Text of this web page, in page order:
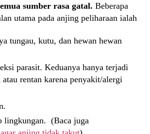
sumber rasa gatal. Beberapa
utama pada anjing peliharaan ialah
tungau, kutu, dan hewan hewan
parasit. Keduanya hanya terjadi
rentan karena penyakit/alergi
lingkungan. (Baca juga